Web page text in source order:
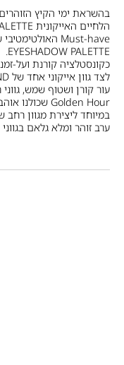
בהשראת ימי הקיץ
EYESHADOW PALETTE.
עור קורן ושטוף שמש,
במיוחד ליצירת מגוון רחב
ערב זוהר ומלא גלאם בגווני